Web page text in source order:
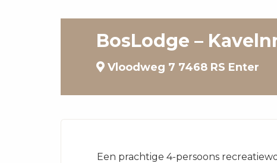
BosLodge –
Vloodweg 7 7468 RS Enter
Een prachtige 4-persoons